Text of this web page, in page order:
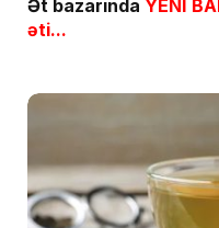
Ət bazarında YENİ
əti...